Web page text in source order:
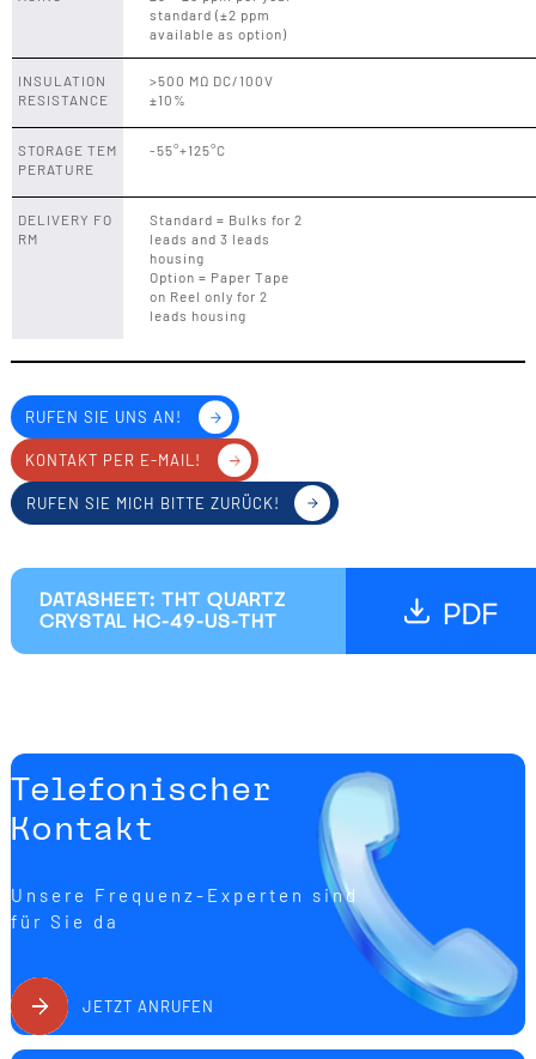
standard (±2 ppm
available as option)
INSULATION
RESISTANCE
>500 MΩ DC/100V
±10%
STORAGE TEM
PERATURE
-55°+125°C
DELIVERY FO
RM
Standard = Bulks for 2
leads and 3 leads
housing
Option = Paper Tape
on Reel only for 2
leads housing
RUFEN SIE UNS AN!
KONTAKT PER E-MAIL!
RUFEN SIE MICH BITTE ZURÜCK!
DATASHEET: THT QUARTZ
CRYSTAL HC-49-US-THT
Telefonischer
Kontakt
Unsere Frequenz-Experten sind
für Sie da
JETZT ANRUFEN